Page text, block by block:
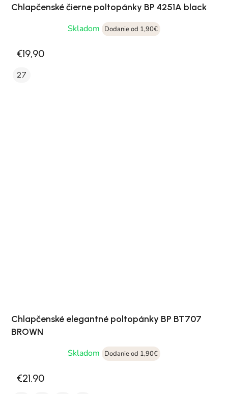
Chlapčenské čierne poltopánky BP 4251A black
Skladom
Dodanie od 1,90€
€19,90
27
Chlapčenské elegantné poltopánky BP BT707
BROWN
Skladom
Dodanie od 1,90€
€21,90